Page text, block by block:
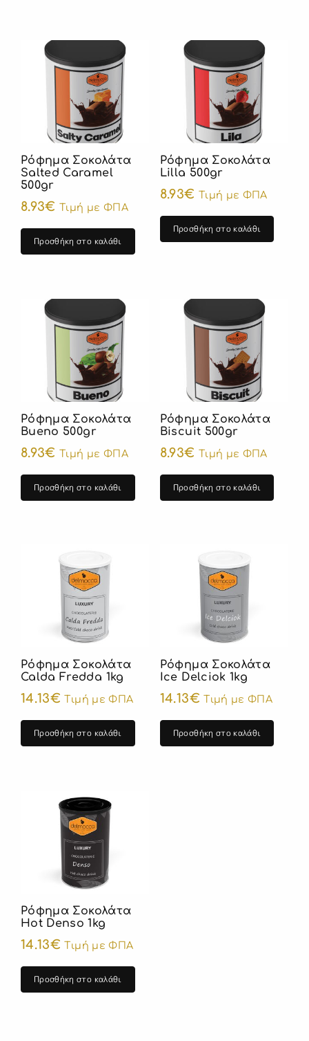
Ρόφημα Σοκολάτα
Salted Caramel
500gr
8.93€ Τιμή με ΦΠΑ
Προσθήκη στο καλάθι
Ρόφημα Σοκολάτα
Lilla 500gr
8.93€ Τιμή με ΦΠΑ
Προσθήκη στο καλάθι
Ρόφημα Σοκολάτα
Bueno 500gr
8.93€ Τιμή με ΦΠΑ
Προσθήκη στο καλάθι
Ρόφημα Σοκολάτα
Biscuit 500gr
8.93€ Τιμή με ΦΠΑ
Προσθήκη στο καλάθι
Ρόφημα Σοκολάτα
Calda Fredda 1kg
14.13€ Τιμή με ΦΠΑ
Προσθήκη στο καλάθι
Ρόφημα Σοκολάτα
Ice Delciok 1kg
14.13€ Τιμή με ΦΠΑ
Προσθήκη στο καλάθι
Ρόφημα Σοκολάτα
Hot Denso 1kg
14.13€ Τιμή με ΦΠΑ
Προσθήκη στο καλάθι